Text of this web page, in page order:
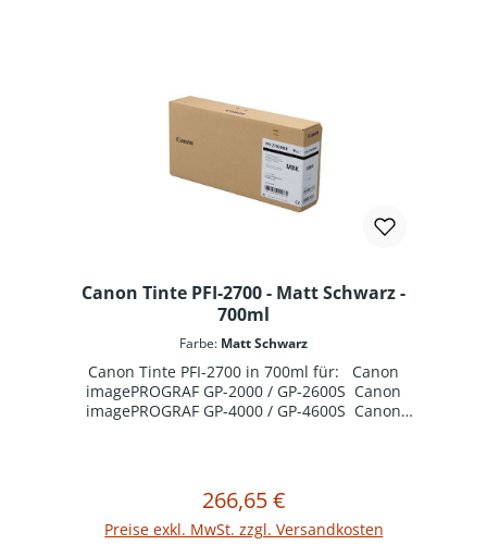
Canon Tinte PFI-2700 - Matt Schwarz -
700ml
Farbe: Matt Schwarz
Canon Tinte PFI-2700 in 700ml für: Canon
imagePROGRAF GP-2000 / GP-2600S Canon
imagePROGRAF GP-4000 / GP-4600S Canon
Regulärer Preis:
266,65 €
Preise exkl. MwSt. zzgl. Versandkosten
In den Warenkorb